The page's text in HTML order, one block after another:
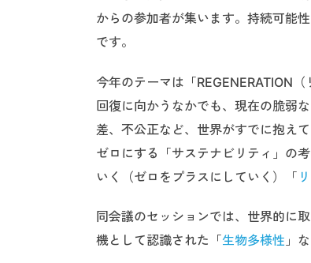
からの参加者が集います。持続可能
です。
今年のテーマは「REGENERATION
回復に向かうなかでも、現在の脆弱
差、不公正など、世界がすでに抱え
ゼロにする「サステナビリティ」の
いく（ゼロをプラスにしていく）「
同会議のセッションでは、世界的に
機として認識された「生物多様性 」